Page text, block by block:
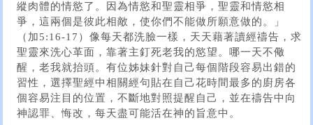
縱肉體的情慾了。因為情慾和聖靈相爭，聖靈和情慾相
爭，這兩個是彼此相敵，使你們不能做所願意做的。」
（加5:16-17）像每天都洗臉一樣，天天藉著讀經禱告，求
聖靈來洗心革面，靠著主釘死老我的慾望。哪一天不儆
醒，老我就抬頭。有位姊妹針對自己每個階段容易出錯的
習性，選擇聖經中相關經句貼在自己花時間最多的廚房各
個容易注目的位置，不斷地對照提醒自己，並在禱告中向
神認罪、悔改，每天盡可能活在神的旨意中。